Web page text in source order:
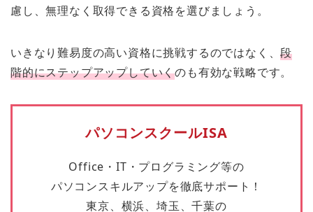
慮し、無理なく取得できる資格を選びましょう。
いきなり難易度の高い資格に挑戦するのではなく、段
階的にステップアップしていくのも有効な戦略です。
パソコンスクールISA
Office・IT・プログラミング等の
パソコンスキルアップを徹底サポート！
東京、横浜、埼玉、千葉の